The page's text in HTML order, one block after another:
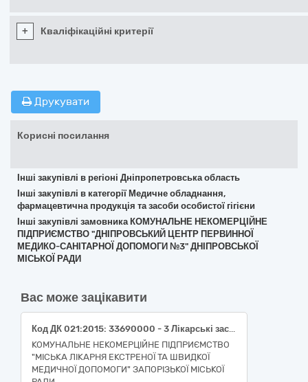
+ Кваліфікаційні критерії
Друкувати
Корисні посилання
Інші закупівлі в регіоні Дніпропетровська область
Інші закупівлі в категорії Медичне обладнання,
фармацевтична продукція та засоби особистої гігієни
Інші закупівлі замовника КОМУНАЛЬНЕ НЕКОМЕРЦІЙНЕ
ПІДПРИЄМСТВО "ДНІПРОВСЬКИЙ ЦЕНТР ПЕРВИННОЇ
МЕДИКО-САНІТАРНОЇ ДОПОМОГИ №3" ДНІПРОВСЬКОЇ
МІСЬКОЇ РАДИ
Вас може зацікавити
Код ДК 021:2015: 33690000 - 3 Лікарські засоби різні (Лабораторні реактиви та витратні матеріали – 19 найменувань)
КОМУНАЛЬНЕ НЕКОМЕРЦІЙНЕ ПІДПРИЄМСТВО
"МІСЬКА ЛІКАРНЯ ЕКСТРЕНОЇ ТА ШВИДКОЇ
МЕДИЧНОЇ ДОПОМОГИ" ЗАПОРІЗЬКОЇ МІСЬКОЇ